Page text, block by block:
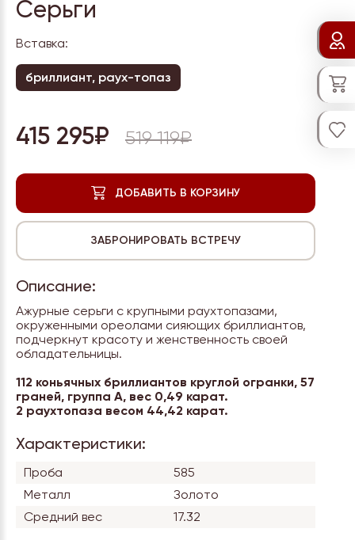
Серьги
Вставка:
бриллиант, раух-топаз
415 295₽ 519 119₽
Описание:
Ажурные серьги с крупными раухтопазами,
окруженными ореолами сияющих бриллиантов,
подчеркнут красоту и женственность своей
обладательницы.
112 коньячных бриллиантов круглой огранки, 57
граней, группа А, вес 0,49 карат.
2 раухтопаза весом 44,42 карат.
Характеристики:
Проба
585
Металл
Золото
Средний вес
17.32